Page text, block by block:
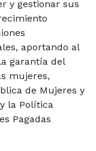
y gestionar sus
aportando al
garantía del
mujeres,
de Mujeres y
la Política
Pagadas